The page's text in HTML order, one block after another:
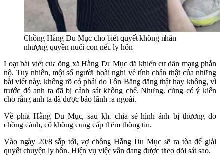
Chồng Hằng Du Mục cho biết quyết không nhân
nhượng quyền nuôi con nếu ly hôn
Loạt bài viết của ông xã Hằng Du Mục đã khiến cư dân mạng phẫn
nộ. Tuy nhiên, một số người hoài nghi về tính chân thật của những
bài viết này, không rõ có phải do Tôn Bằng đăng thật hay không, vì
trước đó anh ta đã bị cảnh sát khống chế. Nhưng, cũng có ý kiến
cho rằng anh ta đã được bảo lãnh ra ngoài.
Về phía Hằng Du Mục, sau khi chia sẻ hình ảnh bị thương do
chồng đánh, cô không cung cấp thêm thông tin.
Vào ngày 20/8 sắp tới, vợ chồng Hằng Du Mục sẽ ra tòa để giải
quyết chuyện ly hôn. Hiện vụ việc vẫn đang được theo dõi sát sao.